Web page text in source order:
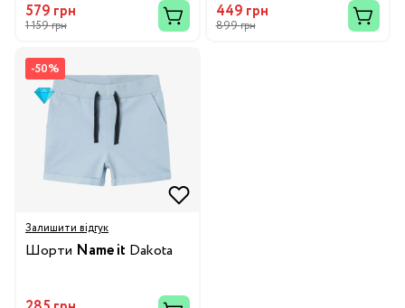
579 грн
1 159 грн
449 грн
899 грн
-50%
Залишити відгук
Шорти Name it Dakota